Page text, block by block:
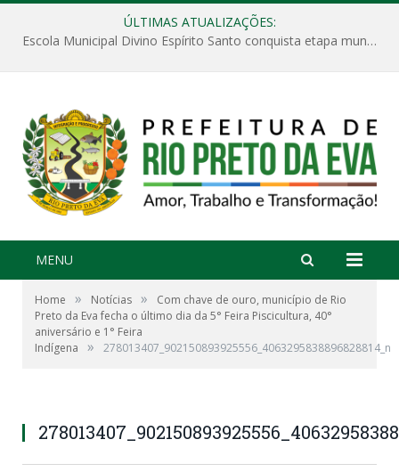
ÚLTIMAS ATUALIZAÇÕES:
Escola Municipal Divino Espírito Santo conquista etapa municipal da V Feira Amazonense de Matemática
MENU
Home » Notícias »
Com chave de ouro, município de Rio
Preto da Eva fecha o último dia da 5° Feira Piscicultura, 40°
aniversário e 1° Feira
Indígena
» 278013407_902150893925556_4063295838896828814_n